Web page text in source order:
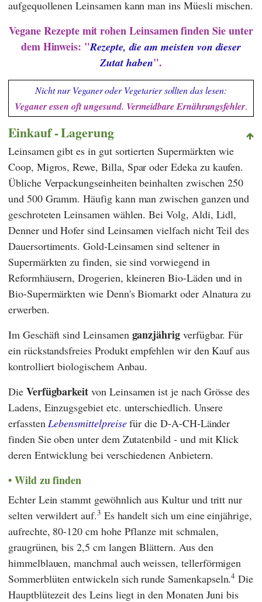
aufgequollenen Leinsamen kann man ins Müesli mischen.
Vegane Rezepte mit rohen Leinsamen finden Sie unter
dem Hinweis: "Rezepte, die am meisten von dieser
Zutat haben".
Nicht nur Veganer oder Vegetarier sollten das lesen:
Veganer essen oft ungesund. Vermeidbare Ernährungsfehler.
Einkauf - Lagerung
Leinsamen gibt es in gut sortierten Supermärkten wie
Coop, Migros,Rewe, Billa, SparoderEdekazu kaufen.
Übliche Verpackungseinheiten beinhalten zwischen 250
und 500 Gramm. Häufig kann man zwischen ganzen und
geschroteten Leinsamen wählen. BeiVolg, Aldi, Lidl,
DennerundHofer sind Leinsamen vielfach nicht Teil des
Dauersortiments. Gold-Leinsamen sind seltener in
Supermärkten zu finden, sie sind vorwiegend in
Reformhäusern, Drogerien, kleineren Bio-Läden und in
Bio-Supermärkten wie Denn's Biomarkt oder Alnatura zu
erwerben.
Im Geschäft sind Leinsamen ganzjährig verfügbar. Für
ein rückstandsfreies Produkt empfehlen wir den Kauf aus
kontrolliert biologischem Anbau.
Die Verfügbarkeit von Leinsamen ist je nach Grösse des
Ladens, Einzugsgebiet etc. unterschiedlich. Unsere
erfasstenLebensmittelpreisefür die D-A-CH-Länder
finden Sie oben unter dem Zutatenbild - und mit Klick
deren Entwicklung bei verschiedenen Anbietern.
Wild zu finden
Echter Lein stammt gewöhnlich aus Kultur und tritt nur
selten verwildert auf.3 Es handelt sich um eine einjährige,
aufrechte, 80-120 cm hohe Pflanze mit schmalen,
graugrünen, bis 2,5 cm langen Blättern. Aus den
himmelblauen, manchmal auch weissen, tellerförmigen
Sommerblüten entwickeln sich runde Samenkapseln.4 Die
Hauptblütezeit des Leins liegt in den Monaten Juni bis